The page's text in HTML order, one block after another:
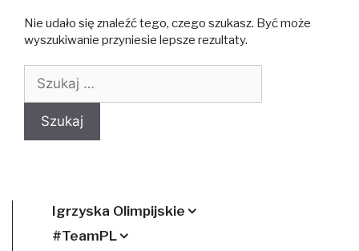
Nie udało się znaleźć tego, czego szukasz. Być może
wyszukiwanie przyniesie lepsze rezultaty.
Igrzyska Olimpijskie
#TeamPL